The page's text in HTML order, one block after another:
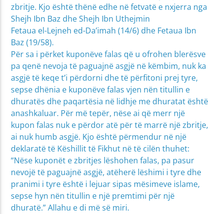
zbritje. Kjo është thënë edhe në fetvatë e nxjerra nga
Shejh Ibn Baz dhe Shejh Ibn Uthejmin
Fetaua el-Lejneh ed-Da’imah (14/6) dhe Fetaua Ibn
Baz (19/58).
Për sa i përket kuponëve falas që u ofrohen blerësve
pa qenë nevoja të paguajnë asgjë në këmbim, nuk ka
asgjë të keqe t’i përdorni dhe të përfitoni prej tyre,
sepse dhënia e kuponëve falas vjen nën titullin e
dhuratës dhe paqartësia në lidhje me dhuratat është
anashkaluar. Për më tepër, nëse ai që merr një
kupon falas nuk e përdor atë për të marrë një zbritje,
ai nuk humb asgjë. Kjo është përmendur në një
deklaratë të Këshillit të Fikhut në të cilën thuhet:
“Nëse kuponët e zbritjes lëshohen falas, pa pasur
nevojë të paguajnë asgjë, atëherë lëshimi i tyre dhe
pranimi i tyre është i lejuar sipas mësimeve islame,
sepse hyn nën titullin e një premtimi për një
dhuratë.” Allahu e di më së miri.